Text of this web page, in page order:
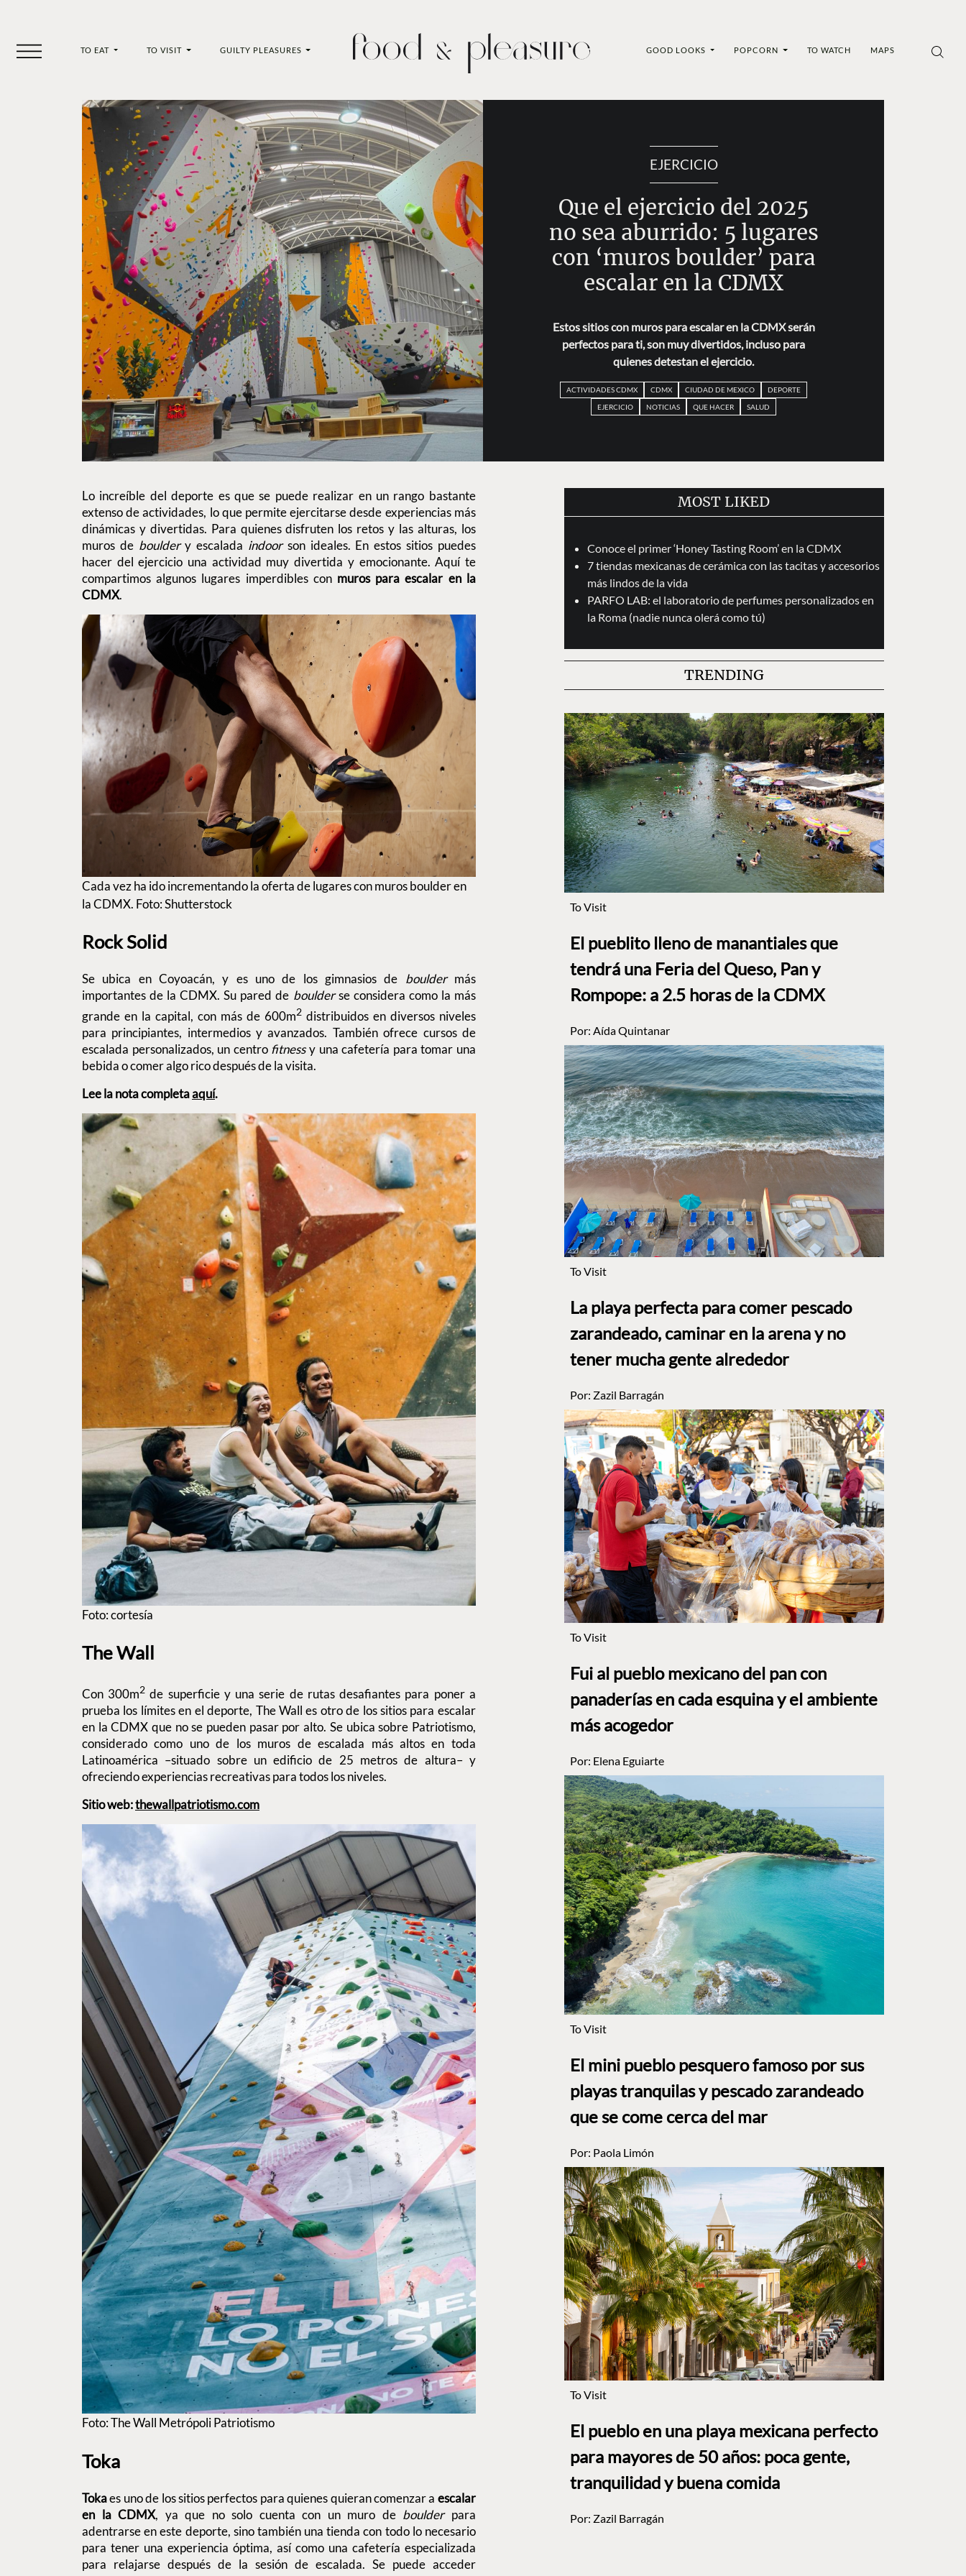
TO EAT TO VISIT GUILTY PLEASURES GOOD LOOKS POPCORN TO WATCH MAPS
EJERCICIO
Que el ejercicio del 2025
no sea aburrido: 5 lugares
con ‘muros boulder’ para
escalar en la CDMX
Estos sitios con muros para escalar en la CDMX serán
perfectos para ti, son muy divertidos, incluso para
quienes detestan el ejercicio.
ACTIVIDADES CDMX CDMX CIUDAD DE MEXICO
DEPORTE
EJERCICIO
NOTICIAS QUE HACER SALUD
Lo increíble del deporte es que se puede realizar en un rango bastante
extenso de actividades, lo que permite ejercitarse desde experiencias más
dinámicas y divertidas. Para quienes disfruten los retos y las alturas, los
muros de bouldery escalada indoorson ideales. En estos sitios puedes
hacer del ejercicio una actividad muy divertida y emocionante. Aquí te
compartimos algunos lugares imperdibles con muros para escalar en la
CDMX.
Cada vez ha ido incrementando la oferta de lugares con muros boulder en
la CDMX. Foto: Shutterstock
Rock Solid
Se ubica en Coyoacán, y es uno de los gimnasios de bouldermás
importantes de la CDMX. Su pared de boulderse considera como la más
grande en la capital, con más de 600m2distribuidos en diversos niveles
para principiantes, intermedios y avanzados. También ofrece cursos de
escalada personalizados, un centro fitnessy una cafetería para tomar una
bebida o comer algo rico después de la visita.
Lee la nota completaaquí.
Foto: cortesía
The Wall
Con 300m2 de superficie y una serie de rutas desafiantes para poner a
prueba los límites en el deporte, The Wall es otro de los sitios para escalar
en la CDMX que no se pueden pasar por alto. Se ubica sobre Patriotismo,
considerado como uno de los muros de escalada más altos en toda
Latinoamérica –situado sobre un edificio de 25 metros de altura– y
ofreciendo experiencias recreativas para todos los niveles.
Sitio web:thewallpatriotismo.com
Foto: The Wall Metrópoli Patriotismo
Toka
Tokaes uno de los sitios perfectos para quienes quieran comenzar a escalar
en la CDMX, ya que no solo cuenta con un muro de boulderpara
adentrarse en este deporte, sino también una tienda con todo lo necesario
para tener una experiencia óptima, así como una cafetería especializada
para relajarse después de la sesión de escalada. Se puede acceder
MOST LIKED
Conoce el primer ‘Honey Tasting Room’ en la CDMX
7 tiendas mexicanas de cerámica con las tacitas y accesorios
más lindos de la vida
PARFO LAB: el laboratorio de perfumes personalizados en
la Roma (nadie nunca olerá como tú)
TRENDING
To Visit
El pueblito lleno de manantiales que
tendrá una Feria del Queso, Pan y
Rompope: a 2.5 horas de la CDMX
Por: Aída Quintanar
To Visit
La playa perfecta para comer pescado
zarandeado, caminar en la arena y no
tener mucha gente alrededor
Por: Zazil Barragán
To Visit
Fui al pueblo mexicano del pan con
panaderías en cada esquina y el ambiente
más acogedor
Por: Elena Eguiarte
To Visit
El mini pueblo pesquero famoso por sus
playas tranquilas y pescado zarandeado
que se come cerca del mar
Por: Paola Limón
To Visit
El pueblo en una playa mexicana perfecto
para mayores de 50 años: poca gente,
tranquilidad y buena comida
Por: Zazil Barragán